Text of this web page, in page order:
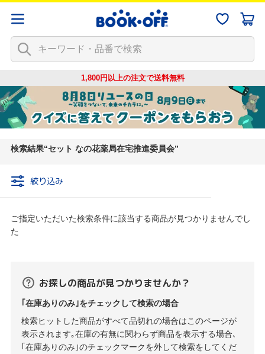
1,800円以上の注文で送料無料
検索結果 セット なの花薬局在宅推進委員会
絞り込み
ご指定いただいた検索条件に該当する商品が見つかりませんでし
た
お探しの商品が見つかりませんか？
｢在庫ありのみ｣をチェックして検索の場合
検索ヒットした商品がすべて品切れの場合はこのページが
表示されます｡在庫の有無に関わらず商品を表示する場合､
｢在庫ありのみ｣のチェックマークを外して検索をしてくだ